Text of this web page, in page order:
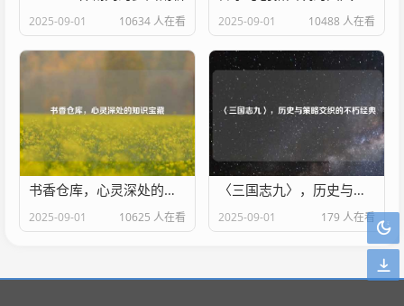
2025-09-01 10634 人在看 2025-09-01 10488 人在看
书香仓库，心灵深处的知识宝藏
2025-09-01 10625 人在看
〈三国志九〉，历史与策略交织的不朽经典
2025-09-01 179 人在看